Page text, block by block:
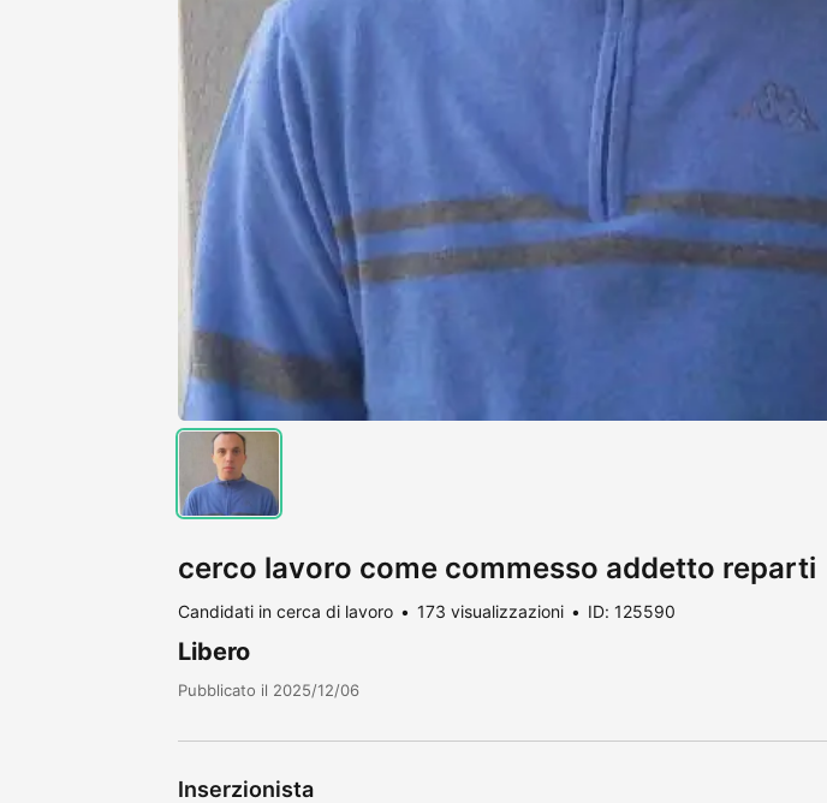
cerco lavoro come commesso addetto reparti
Candidati in cerca di lavoro 173 visualizzazioni ID: 125590
Libero
Pubblicato il 2025/12/06
Inserzionista